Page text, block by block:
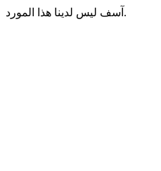
آسف ليس لدينا هذا المورد.